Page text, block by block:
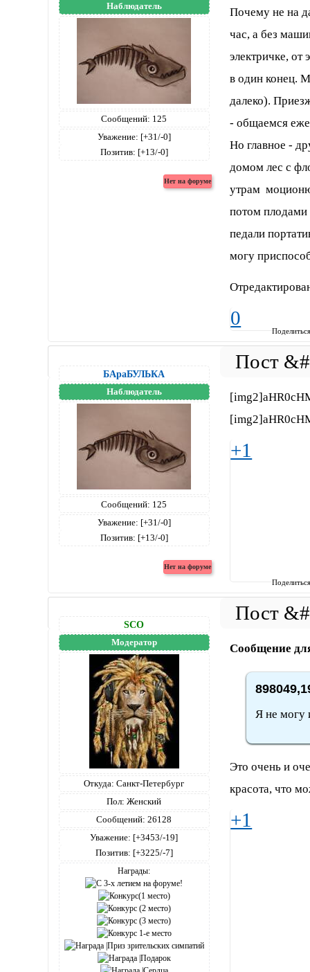
Наблюдатель
Сообщений: 125
Уважение: [+31/-0]
Позитив: [+13/-0]
Почему не на
час, а без
электричке, от
в один конец.
далеко).
- общаемся
Но главное -
домом лес с
утрам
потом плодами
педали
могу
0
БАраБУЛЬКА
Наблюдатель
Сообщений: 125
Уважение: [+31/-0]
Позитив: [+13/-0]
+1
SCO
Модератор
Откуда: Санкт-Петербург
Пол: Женский
Сообщений: 26128
Уважение: [+3453/-19]
Позитив: [+3225/-7]
Награды:
Сообщение
Я не могу
Это очень и
красота, что
+1